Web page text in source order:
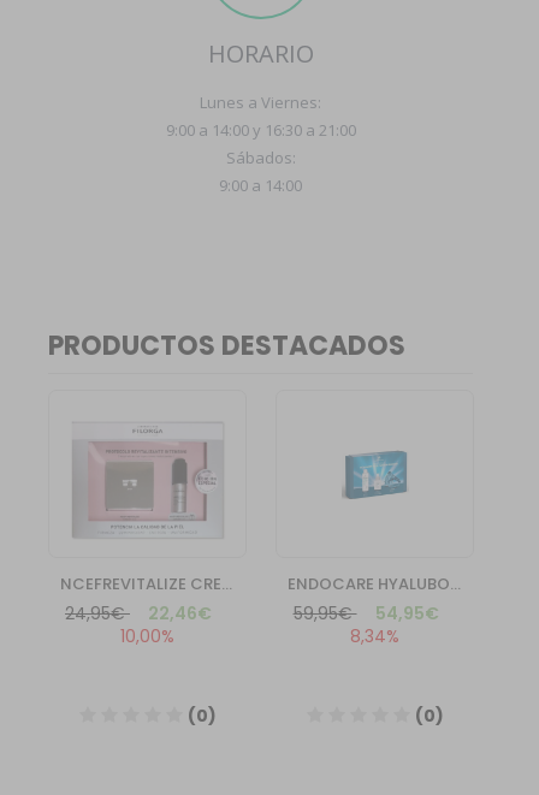
HORARIO
Lunes a Viernes:
9:00 a 14:00 y 16:30 a 21:00
Sábados:
9:00 a 14:00